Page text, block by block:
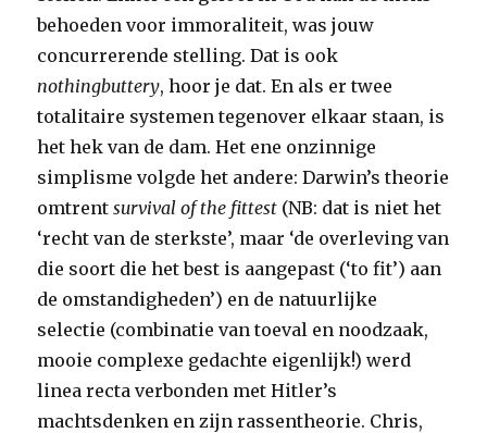
behoeden voor immoraliteit, was jouw
concurrerende stelling. Dat is ook
nothingbuttery, hoor je dat. En als er twee
totalitaire systemen tegenover elkaar staan, is
het hek van de dam. Het ene onzinnige
simplisme volgde het andere: Darwin’s theorie
omtrentsurvival of the fittest (NB: dat is niet het
‘recht van de sterkste’, maar ‘de overleving van
die soort die het best is aangepast (‘to fit’) aan
de omstandigheden’) en de natuurlijke
selectie (combinatie van toeval en noodzaak,
mooie complexe gedachte eigenlijk!) werd
linea recta verbonden met Hitler’s
machtsdenken en zijn rassentheorie. Chris,